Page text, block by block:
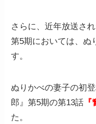
さらに、近年放送さ
第5期においては、ぬ
す。
ぬりかべの妻子の初
郎』第5期の第13話
た。